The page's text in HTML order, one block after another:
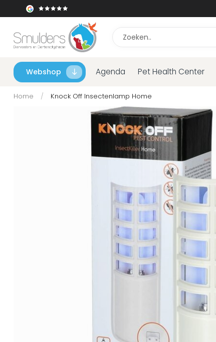
Webshop Agenda Pet Health Center
Home / Knock Off Insectenlamp Home